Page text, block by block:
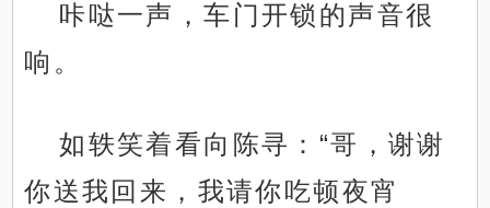
咔哒一声，车门开锁的声音很
响。
如轶笑着看向陈寻：“哥，谢谢
你送我回来，我请你吃顿夜宵